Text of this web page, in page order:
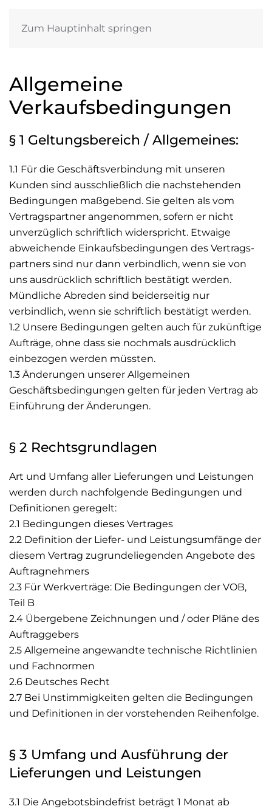
Zum Hauptinhalt springen
Allgemeine
Verkaufsbedingungen
§ 1 Geltungsbereich / Allgemeines:
1.1 Für die Geschäftsverbindung mit unseren
Kunden sind ausschließlich die nachstehenden
Bedingungen maßgebend. Sie gelten als vom
Vertragspartner angenommen, sofern er nicht
unverzüglich schriftlich widerspricht. Etwaige
abweichende Einkaufsbedingungen des Vertrags-
partners sind nur dann verbindlich, wenn sie von
uns ausdrücklich schriftlich bestätigt werden.
Mündliche Abreden sind beiderseitig nur
verbindlich, wenn sie schriftlich bestätigt werden.
1.2 Unsere Bedingungen gelten auch für zukünftige
Aufträge, ohne dass sie nochmals ausdrücklich
einbezogen werden müssten.
1.3 Änderungen unserer Allgemeinen
Geschäftsbedingungen gelten für jeden Vertrag ab
Einführung der Änderungen.
§ 2 Rechtsgrundlagen
Art und Umfang aller Lieferungen und Leistungen
werden durch nachfolgende Bedingungen und
Definitionen geregelt:
2.1 Bedingungen dieses Vertrages
2.2 Definition der Liefer- und Leistungsumfänge der
diesem Vertrag zugrundeliegenden Angebote des
Auftragnehmers
2.3 Für Werkverträge: Die Bedingungen der VOB,
Teil B
2.4 Übergebene Zeichnungen und / oder Pläne des
Auftraggebers
2.5 Allgemeine angewandte technische Richtlinien
und Fachnormen
2.6 Deutsches Recht
2.7 Bei Unstimmigkeiten gelten die Bedingungen
und Definitionen in der vorstehenden Reihenfolge.
§ 3 Umfang und Ausführung der
Lieferungen und Leistungen
3.1 Die Angebotsbindefrist beträgt 1 Monat ab